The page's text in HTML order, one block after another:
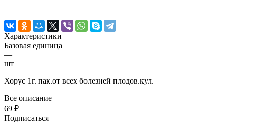
Характеристики
Базовая единица
—
шт
Хорус 1г. пак.от всех болезней плодов.кул.
Все описание
69 ₽
Подписаться